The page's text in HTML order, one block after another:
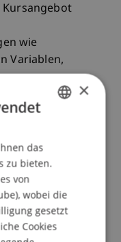
wie
Variablen,
und eingeübt.
Nutzung
geachtet.
von Grafiken
sowie häufige
Kurs einen
die Suche
×
das
zu bieten.
von
wobei die
gesetzt
Cookies